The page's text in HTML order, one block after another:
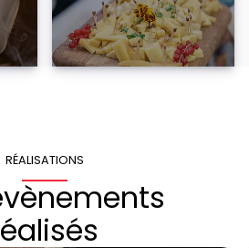
RÉALISATIONS